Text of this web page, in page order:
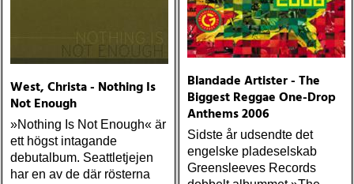
West, Christa - Nothing Is
Not Enough
»Nothing Is Not Enough« är
ett högst intagande
debutalbum. Seattletjejen
har en av de där rösterna
Blandade Artister - The
Biggest Reggae One-Drop
Anthems 2006
Sidste år udsendte det
engelske pladeselskab
Greensleeves Records